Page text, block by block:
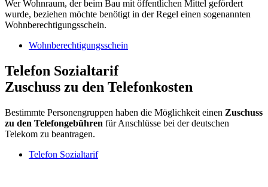
Wer Wohnraum, der beim Bau mit öffentlichen Mittel gefördert
wurde, beziehen möchte benötigt in der Regel einen sogenannten
Wohnberechtigungsschein.
Wohnberechtigungsschein
Telefon Sozialtarif
Zuschuss zu den Telefonkosten
Bestimmte Personengruppen haben die Möglichkeit einen Zuschuss
zu den Telefongebühren für Anschlüsse bei der deutschen
Telekom zu beantragen.
Telefon Sozialtarif